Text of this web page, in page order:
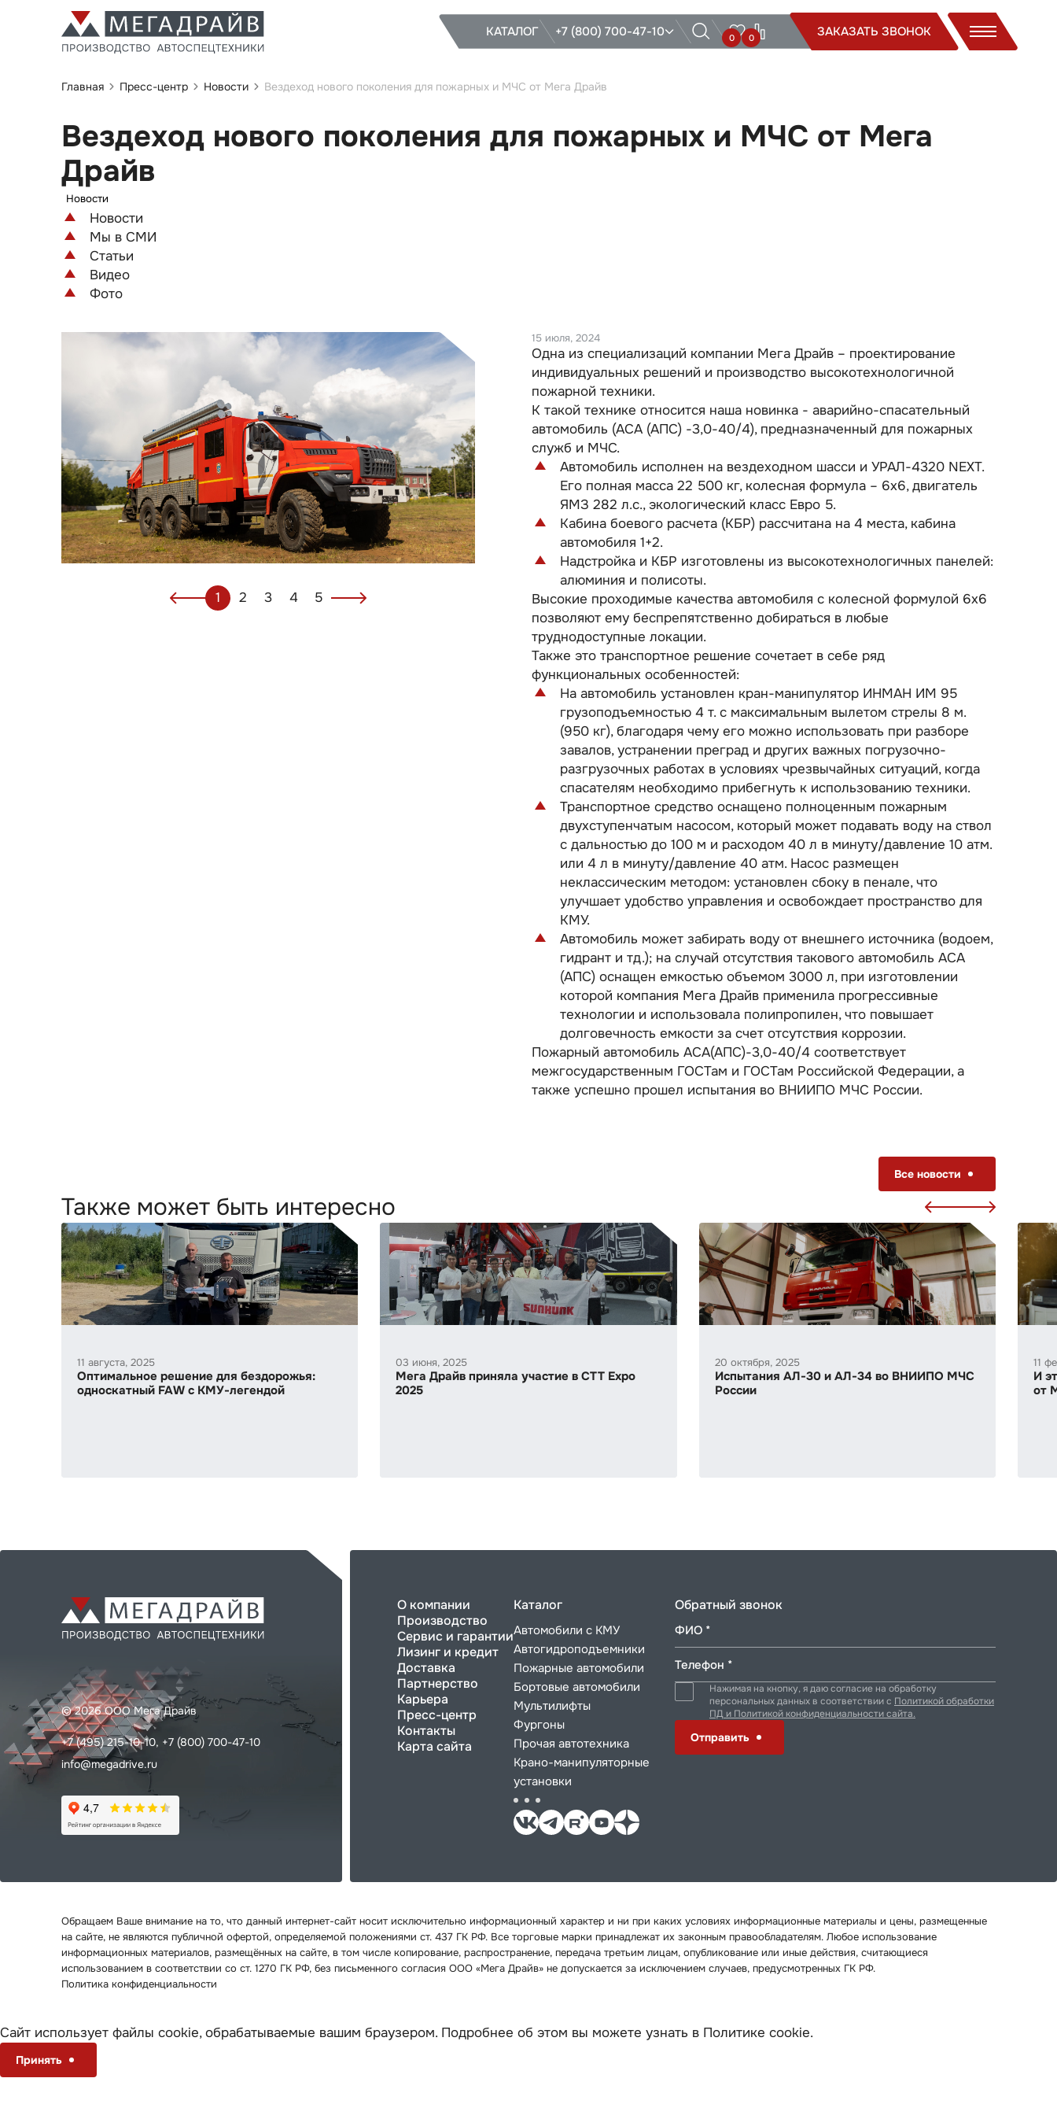
КАТАЛОГ +7 (800) 700-47-10 0 0 ЗАКАЗАТЬ ЗВОНОК
Главная Пресс-центр Новости Вездеход нового поколения для пожарных и МЧС от Мега Драйв
Вездеход нового поколения для пожарных и МЧС от Мега
Драйв
Новости
Новости
Мы в СМИ
Статьи
Видео
Фото
1 2 3 4 5
15 июля, 2024
Одна из специализаций компании Мега Драйв – проектирование
индивидуальных решений и производство высокотехнологичной
пожарной техники.
К такой технике относится наша новинка - аварийно-спасательный
автомобиль (АСА (АПС) -3,0-40/4), предназначенный для пожарных
служб и МЧС.
Автомобиль исполнен на вездеходном шасси и УРАЛ-4320 NEXT.
Его полная масса 22 500 кг, колесная формула – 6х6, двигатель
ЯМЗ 282 л.с., экологический класс Евро 5.
Кабина боевого расчета (КБР) рассчитана на 4 места, кабина
автомобиля 1+2.
Надстройка и КБР изготовлены из высокотехнологичных панелей:
алюминия и полисоты.
Высокие проходимые качества автомобиля с колесной формулой 6х6
позволяют ему беспрепятственно добираться в любые
труднодоступные локации.
Также это транспортное решение сочетает в себе ряд
функциональных особенностей:
На автомобиль установлен кран-манипулятор ИНМАН ИМ 95
грузоподъемностью 4 т. с максимальным вылетом стрелы 8 м.
(950 кг), благодаря чему его можно использовать при разборе
завалов, устранении преград и других важных погрузочно-
разгрузочных работах в условиях чрезвычайных ситуаций, когда
спасателям необходимо прибегнуть к использованию техники.
Транспортное средство оснащено полноценным пожарным
двухступенчатым насосом, который может подавать воду на ствол
с дальностью до 100 м и расходом 40 л в минуту/давление 10 атм.
или 4 л в минуту/давление 40 атм. Насос размещен
неклассическим методом: установлен сбоку в пенале, что
улучшает удобство управления и освобождает пространство для
КМУ.
Автомобиль может забирать воду от внешнего источника (водоем,
гидрант и тд.); на случай отсутствия такового автомобиль АСА
(АПС) оснащен емкостью объемом 3000 л, при изготовлении
которой компания Мега Драйв применила прогрессивные
технологии и использовала полипропилен, что повышает
долговечность емкости за счет отсутствия коррозии.
Пожарный автомобиль АСА(АПС)-3,0-40/4 соответствует
межгосударственным ГОСТам и ГОСТам Российской Федерации, а
также успешно прошел испытания во ВНИИПО МЧС России.
Все новости
Также может быть интересно
11 августа, 2025
Оптимальное решение для бездорожья:
односкатный FAW с КМУ-легендой
03 июня, 2025
Мега Драйв приняла участие в CTT Expo
2025
20 октября, 2025
Испытания АЛ-30 и АЛ-34 во ВНИИПО МЧС
России
11
И
от
© 2026 ООО Мега Драйв
+7 (495) 215-10-10, +7 (800) 700-47-10
info@megadrive.ru
О компании
Производство
Сервис и гарантии
Лизинг и кредит
Доставка
Партнерство
Карьера
Пресс-центр
Контакты
Карта сайта
Каталог
Автомобили с КМУ
Автогидроподъемники
Пожарные автомобили
Бортовые автомобили
Мультилифты
Фургоны
Прочая автотехника
Крано-манипуляторные
установки
Обратный звонок
ФИО *
Телефон *
Нажимая на кнопку, я даю согласие на обработку
персональных данных в соответствии с Политикой обработки
ПД и Политикой конфиденциальности сайта.
Отправить
Обращаем Ваше внимание на то, что данный интернет-сайт носит исключительно информационный характер и ни при каких условиях информационные материалы и цены, размещенные
на сайте, не являются публичной офертой, определяемой положениями ст. 437 ГК РФ. Все торговые марки принадлежат их законным правообладателям. Любое использование
информационных материалов, размещённых на сайте, в том числе копирование, распространение, передача третьим лицам, опубликование или иные действия, считающиеся
использованием в соответствии со ст. 1270 ГК РФ, без письменного согласия ООО «Мега Драйв» не допускается за исключением случаев, предусмотренных ГК РФ.
Политика конфиденциальности
Сайт использует файлы cookie, обрабатываемые вашим браузером. Подробнее об этом вы можете узнать в Политике cookie.
Принять